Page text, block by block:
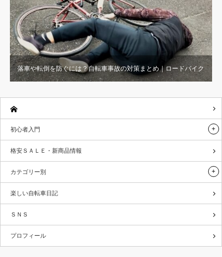
落車や転倒を防ぐには？自転車事故の対策まとめ｜ロードバイク
初心者入門
格安ＳＡＬＥ・新商品情報
カテゴリー別
楽しい自転車日記
ＳＮＳ
プロフィール